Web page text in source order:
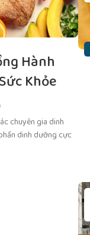
Hành
Khỏe
chuyên gia dinh
dinh dưỡng cực